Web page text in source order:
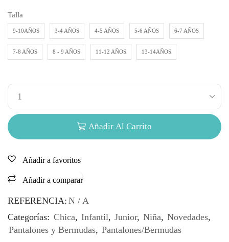
Talla
9-10AÑOS 3-4 AÑOS 4-5 AÑOS 5-6 AÑOS 6-7 AÑOS
7-8 AÑOS 8 - 9 AÑOS 11-12 AÑOS 13-14AÑOS
Añadir Al Carrito
Añadir a favoritos
Añadir a comparar
REFERENCIA: N / A
Categorías: Chica, Infantil, Junior, Niña, Novedades,
Pantalones y Bermudas, Pantalones/Bermudas